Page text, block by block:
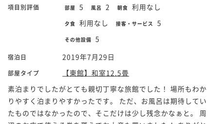
項目別評価 部屋 5 風呂 2 朝食 利用なし
夕食 利用なし 接客・サービス 5
その他設備 5
宿泊日 2019年7月29日
部屋タイプ
【東館】和室12.5畳
素泊まりでしたがとても親切丁寧な旅館でした！ 場所もわか
りやすく泊まりやすかったです。 ただ、お風呂は期待してい
たものではなかったので、そこだけは少し残念かなぁと。 周